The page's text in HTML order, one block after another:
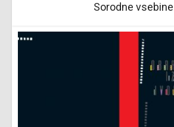
Sorodne vsebine